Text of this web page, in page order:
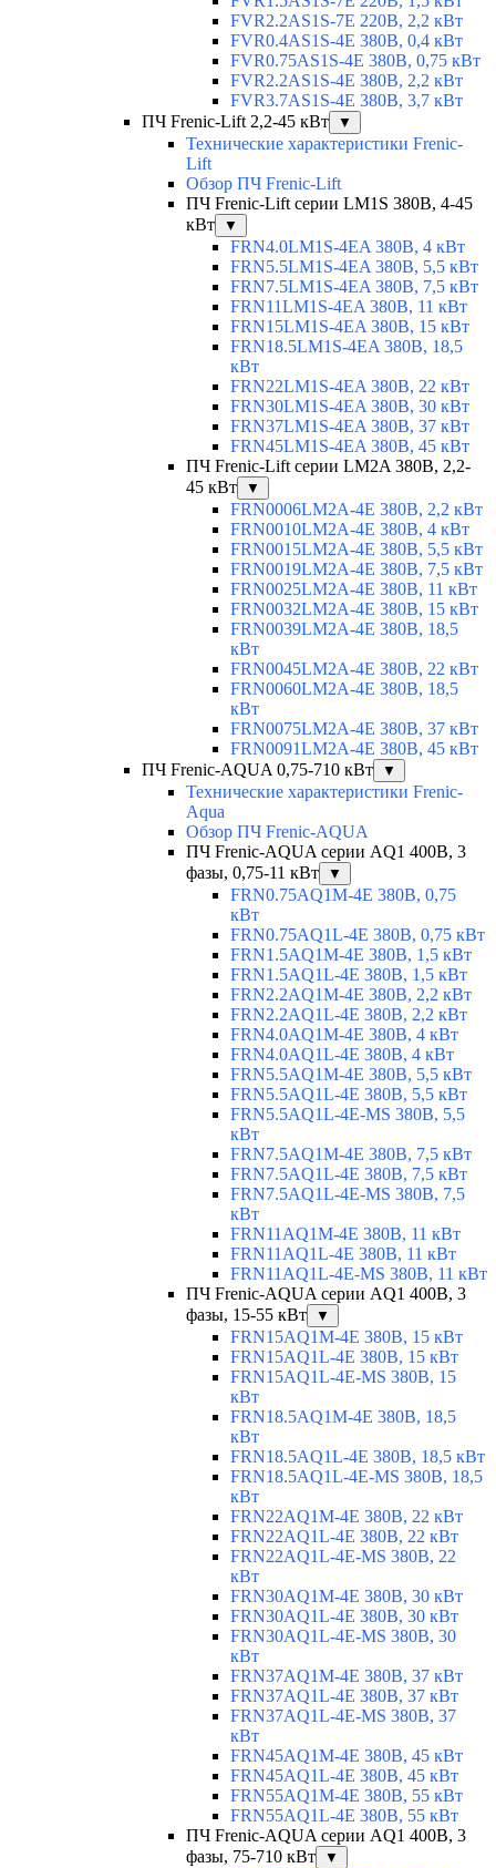
FVR2.2AS1S-7E 220В, 2,2 кВт
FVR0.4AS1S-4E 380В, 0,4 кВт
FVR0.75AS1S-4E 380В, 0,75 кВт
FVR2.2AS1S-4E 380В, 2,2 кВт
FVR3.7AS1S-4E 380В, 3,7 кВт
ПЧ Frenic-Lift 2,2-45 кВт
▼
Технические характеристики Frenic-
Lift
Обзор ПЧ Frenic-Lift
ПЧ Frenic-Lift серии LM1S 380В, 4-45
кВт
▼
FRN4.0LM1S-4EA 380В, 4 кВт
FRN5.5LM1S-4EA 380В, 5,5 кВт
FRN7.5LM1S-4EA 380В, 7,5 кВт
FRN11LM1S-4EA 380В, 11 кВт
FRN15LM1S-4EA 380В, 15 кВт
FRN18.5LM1S-4EA 380В, 18,5
кВт
FRN22LM1S-4EA 380В, 22 кВт
FRN30LM1S-4EA 380В, 30 кВт
FRN37LM1S-4EA 380В, 37 кВт
FRN45LM1S-4EA 380В, 45 кВт
ПЧ Frenic-Lift серии LM2A 380В, 2,2-
45 кВт
▼
FRN0006LM2A-4E 380В, 2,2 кВт
FRN0010LM2A-4E 380В, 4 кВт
FRN0015LM2A-4E 380В, 5,5 кВт
FRN0019LM2A-4E 380В, 7,5 кВт
FRN0025LM2A-4E 380В, 11 кВт
FRN0032LM2A-4E 380В, 15 кВт
FRN0039LM2A-4E 380В, 18,5
кВт
FRN0045LM2A-4E 380В, 22 кВт
FRN0060LM2A-4E 380В, 18,5
кВт
FRN0075LM2A-4E 380В, 37 кВт
FRN0091LM2A-4E 380В, 45 кВт
ПЧ Frenic-AQUA 0,75-710 кВт
▼
Технические характеристики Frenic-
Aqua
Обзор ПЧ Frenic-AQUA
ПЧ Frenic-AQUA серии AQ1 400В, 3
фазы, 0,75-11 кВт
▼
FRN0.75AQ1M-4E 380В, 0,75
кВт
FRN0.75AQ1L-4E 380В, 0,75 кВт
FRN1.5AQ1M-4E 380В, 1,5 кВт
FRN1.5AQ1L-4E 380В, 1,5 кВт
FRN2.2AQ1M-4E 380В, 2,2 кВт
FRN2.2AQ1L-4E 380В, 2,2 кВт
FRN4.0AQ1M-4E 380В, 4 кВт
FRN4.0AQ1L-4E 380В, 4 кВт
FRN5.5AQ1M-4E 380В, 5,5 кВт
FRN5.5AQ1L-4E 380В, 5,5 кВт
FRN5.5AQ1L-4E-MS 380В, 5,5
кВт
FRN7.5AQ1M-4E 380В, 7,5 кВт
FRN7.5AQ1L-4E 380В, 7,5 кВт
FRN7.5AQ1L-4E-MS 380В, 7,5
кВт
FRN11AQ1M-4E 380В, 11 кВт
FRN11AQ1L-4E 380В, 11 кВт
FRN11AQ1L-4E-MS 380В, 11 кВт
ПЧ Frenic-AQUA серии AQ1 400В, 3
фазы, 15-55 кВт
▼
FRN15AQ1M-4E 380В, 15 кВт
FRN15AQ1L-4E 380В, 15 кВт
FRN15AQ1L-4E-MS 380В, 15
кВт
FRN18.5AQ1M-4E 380В, 18,5
кВт
FRN18.5AQ1L-4E 380В, 18,5 кВт
FRN18.5AQ1L-4E-MS 380В, 18,5
кВт
FRN22AQ1M-4E 380В, 22 кВт
FRN22AQ1L-4E 380В, 22 кВт
FRN22AQ1L-4E-MS 380В, 22
кВт
FRN30AQ1M-4E 380В, 30 кВт
FRN30AQ1L-4E 380В, 30 кВт
FRN30AQ1L-4E-MS 380В, 30
кВт
FRN37AQ1M-4E 380В, 37 кВт
FRN37AQ1L-4E 380В, 37 кВт
FRN37AQ1L-4E-MS 380В, 37
кВт
FRN45AQ1M-4E 380В, 45 кВт
FRN45AQ1L-4E 380В, 45 кВт
FRN55AQ1M-4E 380В, 55 кВт
FRN55AQ1L-4E 380В, 55 кВт
ПЧ Frenic-AQUA серии AQ1 400В, 3
фазы, 75-710 кВт
▼